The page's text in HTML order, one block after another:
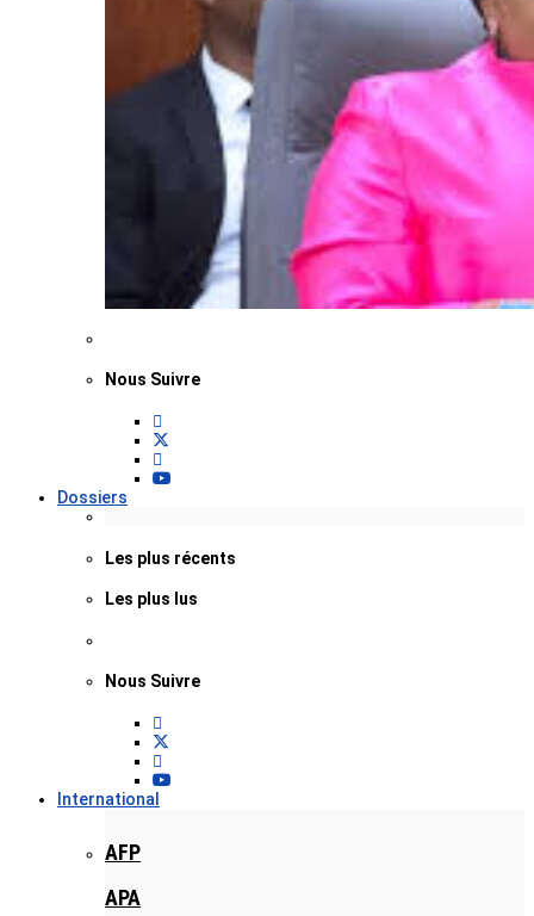
Nous Suivre
Dossiers
Les plus récents
Les plus lus
Nous Suivre
International
AFP
APA